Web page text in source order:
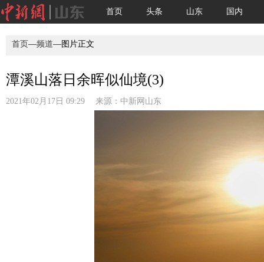
首页 头条 山东 国内
首页—频道—图片正文
潭溪山落日余晖似仙境(3)
2021年02月17日 09:29 来源： 中新网山东